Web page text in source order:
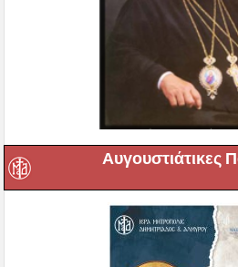
Αυγουστιάτικες